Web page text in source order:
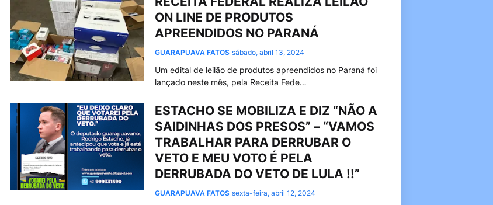
ON LINE DE PRODUTOS
APREENDIDOS NO PARANÁ
GUARAPUAVA FATOS sábado, abril 13, 2024
Um edital de leilão de produtos apreendidos no Paraná foi
lançado neste mês, pela Receita Fede…
ESTACHO SE MOBILIZA E DIZ “NÃO A
SAIDINHAS DOS PRESOS” – “VAMOS
TRABALHAR PARA DERRUBAR O
VETO E MEU VOTO É PELA
DERRUBADA DO VETO DE LULA !!”
GUARAPUAVA FATOS sexta-feira, abril 12, 2024